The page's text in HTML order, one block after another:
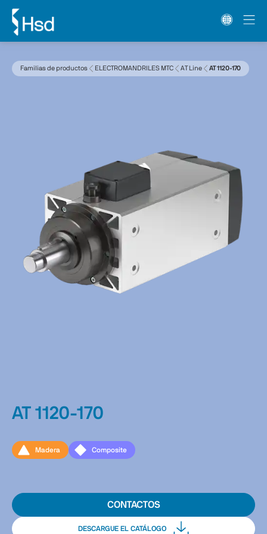
Familias de productos ELECTROMANDRILES MTC AT Line AT 1120-170
AT 1120-170
Madera Composite
CONTACTOS
DESCARGUE EL CATÁLOGO